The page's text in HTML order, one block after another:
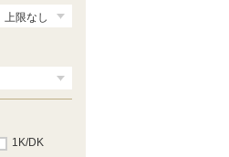
1K/DK